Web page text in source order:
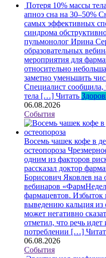
Потеря 10% массы
апноэ сна на 30–50%
самых эффективных
синдрома
пульмонолог Ирина
образовательных
мероприятия для
относительно
заметно уменьшить
Специалист сообщила,
тела […] Читать
06.08.2026
События
Восемь чашек кофе в
остеопороза
одним из факторов
рассказал доктор
Борисович Яковлев на
вебинаров
фармацевтов. Избыток
выведению кальция из
может негативно
отметил, что речь
потреблении […]
06.08.2026
События